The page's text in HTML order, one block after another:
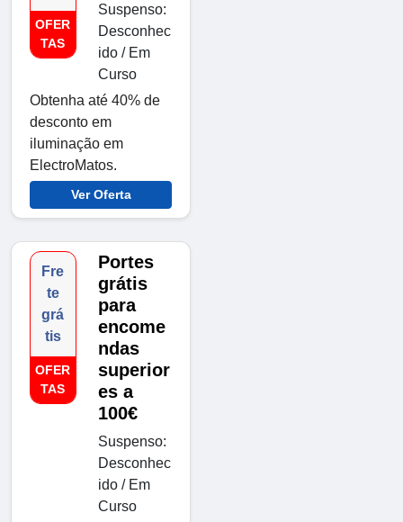
OFER
TAS
Suspenso:
Desconhec
ido / Em
Curso
Obtenha até 40% de
desconto em
iluminação em
ElectroMatos.
Ver Oferta
Fre
te
grá
tis
OFER
TAS
Portes
grátis
para
encome
ndas
superior
es a
100€
Suspenso:
Desconhec
ido / Em
Curso